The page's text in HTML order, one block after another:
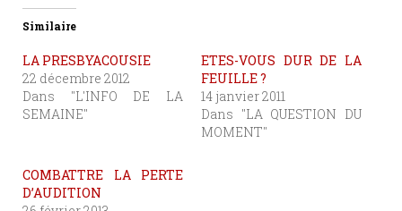
Similaire
LA PRESBYACOUSIE
22 décembre 2012
Dans "L'INFO DE LA
SEMAINE"
ETES-VOUS DUR DE LA
FEUILLE ?
14 janvier 2011
Dans "LA QUESTION DU
MOMENT"
COMBATTRE LA PERTE
D’AUDITION